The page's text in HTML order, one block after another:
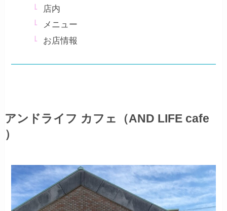
店内
メニュー
お店情報
アンドライフ カフェ（AND LIFE cafe
）